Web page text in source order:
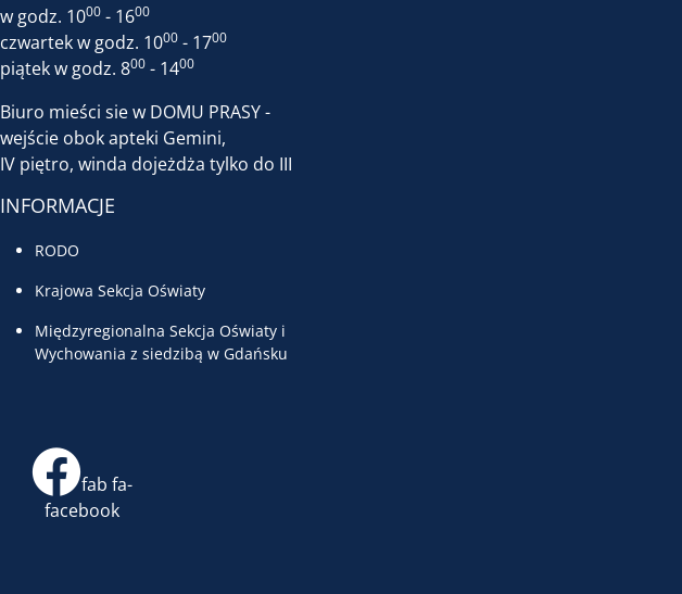
w godz. 1000 - 1600
czwartek w godz. 1000 - 1700
piątek w godz. 800 - 1400
Biuro mieści sie w DOMU PRASY -
wejście obok apteki Gemini,
IV piętro, winda dojeżdża tylko do III
INFORMACJE
RODO
Krajowa Sekcja Oświaty
Międzyregionalna Sekcja Oświaty i
Wychowania z siedzibą w Gdańsku
fab fa-
facebook